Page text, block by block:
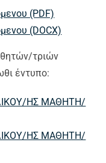
(PDF)
(DOCX)
τριών
έντυπο:
ΗΣ ΜΑΘΗΤΗ/
ΗΣ ΜΑΘΗΤΗ/